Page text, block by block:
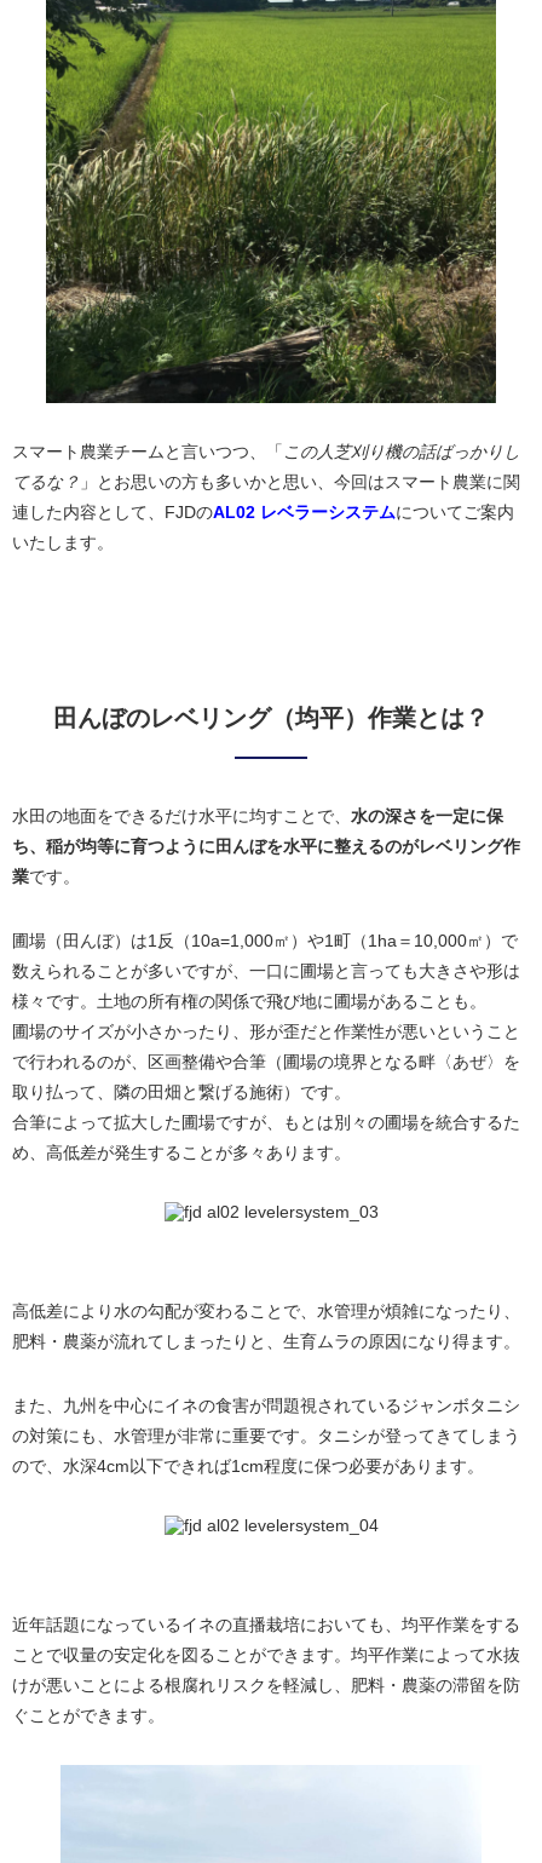
スマート農業チームと言いつつ、「 この人芝刈り機の話ばっかりし
てるな？ 」とお思いの方も多いかと思い、今回はスマート農業に関
連した内容として、FJDのAL02 レベラーシステムについてご案内
いたします。
田んぼのレベリング（均平）作業とは？
水田の地面をできるだけ水平に均すことで、 水の深さを一定に保
ち、稲が均等に育つように田んぼを水平に整えるのがレベリング作
業です。
圃場（田んぼ）は1反（10a=1,000㎡）や1町（1ha＝10,000㎡）で
数えられることが多いですが、一口に圃場と言っても大きさや形は
様々です。土地の所有権の関係で飛び地に圃場があることも。
圃場のサイズが小さかったり、形が歪だと作業性が悪いということ
で行われるのが、区画整備や合筆（圃場の境界となる畔〈あぜ〉を
取り払って、隣の田畑と繋げる施術）です。
合筆によって拡大した圃場ですが、もとは別々の圃場を統合するた
め、高低差が発生することが多々あります。
高低差により水の勾配が変わることで、水管理が煩雑になったり、
肥料・農薬が流れてしまったりと、生育ムラの原因になり得ます。
また、九州を中心にイネの食害が問題視されているジャンボタニシ
の対策にも、水管理が非常に重要です。タニシが登ってきてしまう
ので、水深4cm以下できれば1cm程度に保つ必要があります。
近年話題になっているイネの直播栽培においても、均平作業をする
ことで収量の安定化を図ることができます。均平作業によって水抜
けが悪いことによる根腐れリスクを軽減し、肥料・農薬の滞留を防
ぐことができます。